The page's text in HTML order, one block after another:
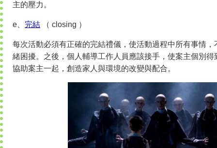
主的壓力。
e、 完結 （ closing ）
每次活動必須有正確的完結禮儀，使活動過程中所有事情
緒困擾。之後，個人輔導工作人員應該接手，使案主個別
協助案主一起，創造家人與環境的改變與配合。